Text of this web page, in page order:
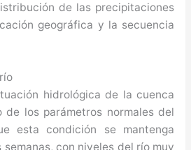
de las precipitaciones
geográfica y la secuencia
hidrológica de la cuenca
de los parámetros normales del
esta condición se mantenga
con niveles del río muy